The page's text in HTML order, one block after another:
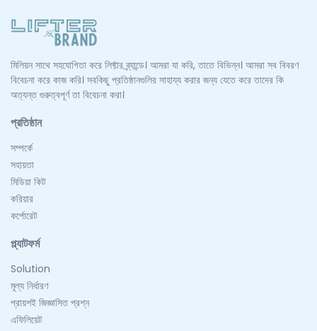
মিলিয়ন সাথে সহযোগিতা করে লিফ্টার ব্র্যান্ডে। আমরা যা করি, তাতে বিভিন্ন। আমরা সব বিবরণ
বিবেচনা করে কাজ করি। সবকিছু প্রতিষ্ঠানগুলির সাহায্য করার জন্য যেতে করে তাদের কি
অত্যন্ত গুরুত্বপূর্ণ তা বিবেচনা করা।
প্রতিষ্ঠান
সম্পর্কে
সহায়তা
মিডিয়া কিট
করিয়ার
কর্পোরেট
প্ল্যাটফর্ম
Solution
মূল্য নির্ধারণ
প্রায়শই জিজ্ঞাসিত প্রশ্ন
এফিলিয়েট